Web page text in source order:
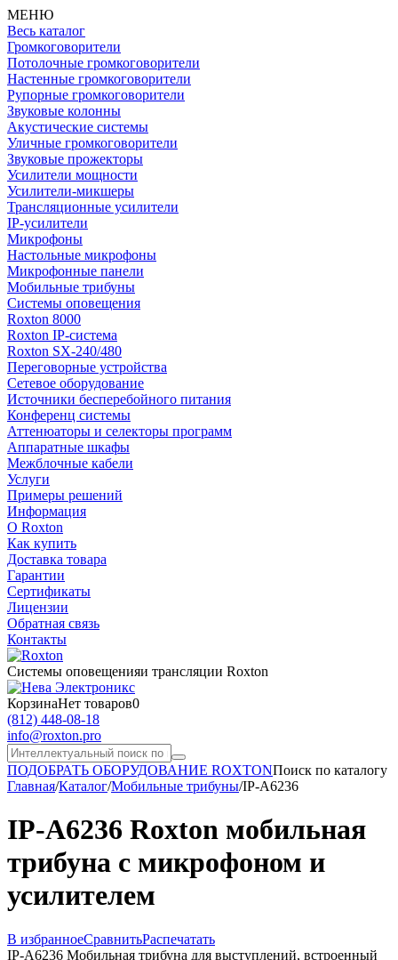
МЕНЮ
Весь каталог
Громкоговорители
Потолочные громкоговорители
Настенные громкоговорители
Рупорные громкоговорители
Звуковые колонны
Акустические системы
Уличные громкоговорители
Звуковые прожекторы
Усилители мощности
Усилители-микшеры
Трансляционные усилители
IP-усилители
Микрофоны
Настольные микрофоны
Микрофонные панели
Мобильные трибуны
Системы оповещения
Roxton 8000
Roxton IP-система
Roxton SX-240/480
Переговорные устройства
Сетевое оборудование
Источники бесперебойного питания
Конференц системы
Аттенюаторы и селекторы программ
Аппаратные шкафы
Межблочные кабели
Услуги
Примеры решений
Информация
О Roxton
Как купить
Доставка товара
Гарантии
Сертификаты
Лицензии
Обратная связь
Контакты
Системы оповещенияи трансляции Roxton
КорзинаНет товаров0
(812) 448-08-18
info@roxton.pro
ПОДОБРАТЬ ОБОРУДОВАНИЕ ROXTONПоиск по каталогу
Главная/Каталог/Мобильные трибуны/IP-A6236
IP-A6236 Roxton мобильная
трибуна с микрофоном и
усилителем
В избранноеСравнитьРаспечатать
IP-A6236 Мобильная трибуна для выступлений, встроенный